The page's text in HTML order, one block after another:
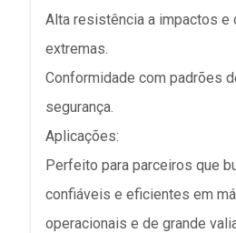
Alta resistência a impactos e
extremas.
Conformidade com padrões
segurança.
Aplicações:
Perfeito para parceiros que
confiáveis e eficientes em
operacionais e de grande